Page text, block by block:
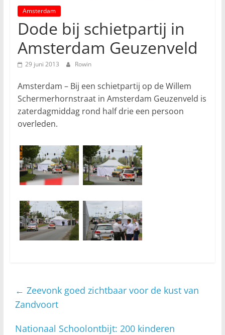
Amsterdam
Dode bij schietpartij in
Amsterdam Geuzenveld
29 juni 2013 Rowin
Amsterdam – Bij een schietpartij op de Willem
Schermerhornstraat in Amsterdam Geuzenveld is
zaterdagmiddag rond half drie een persoon
overleden.
← Zeevonk goed zichtbaar voor de kust van
Zandvoort
Nationaal Schoolontbijt: 200 kinderen